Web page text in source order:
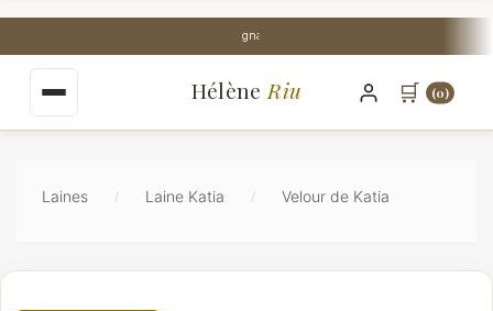
principal
Livraison Mondial Relay offerte dès 35€
🛒 (0)
Hélène Riu
Laines Laine Katia Velour de Katia